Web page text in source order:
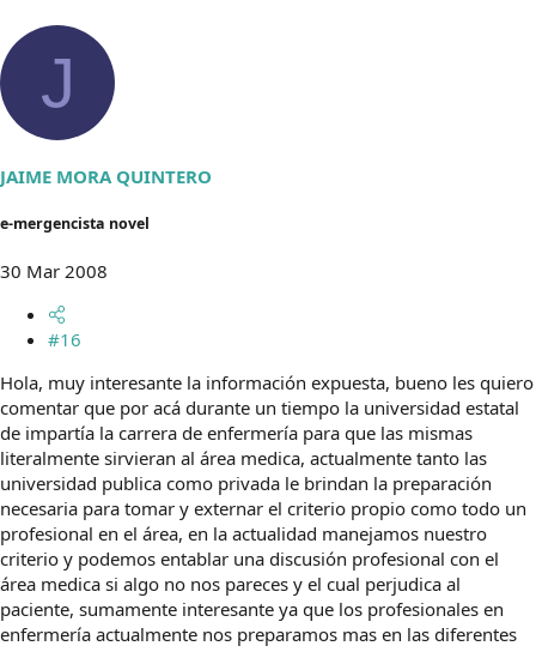
J
JAIME MORA QUINTERO
e-mergencista novel
30 Mar 2008
#16
Hola, muy interesante la información expuesta, bueno les quiero
comentar que por acá durante un tiempo la universidad estatal
de impartía la carrera de enfermería para que las mismas
literalmente sirvieran al área medica, actualmente tanto las
universidad publica como privada le brindan la preparación
necesaria para tomar y externar el criterio propio como todo un
profesional en el área, en la actualidad manejamos nuestro
criterio y podemos entablar una discusión profesional con el
área medica si algo no nos pareces y el cual perjudica al
paciente, sumamente interesante ya que los profesionales en
enfermería actualmente nos preparamos mas en las diferentes